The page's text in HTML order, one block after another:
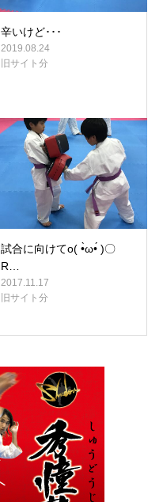
辛いけど･･･
2019.08.24
旧サイト分
試合に向けてo( •̀ω•́ )〇
R…
2017.11.17
旧サイト分